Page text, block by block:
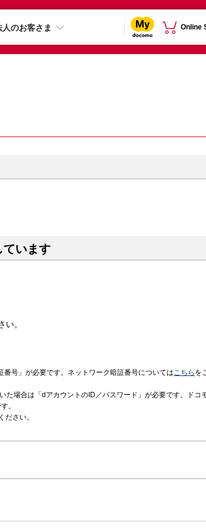
人のお客さま Online
ています
。
号」が必要です。ネットワーク暗証番号についてはこちら を
た場合は「dアカウントのID／パスワード」が必要です。ドコ
。
ださい。